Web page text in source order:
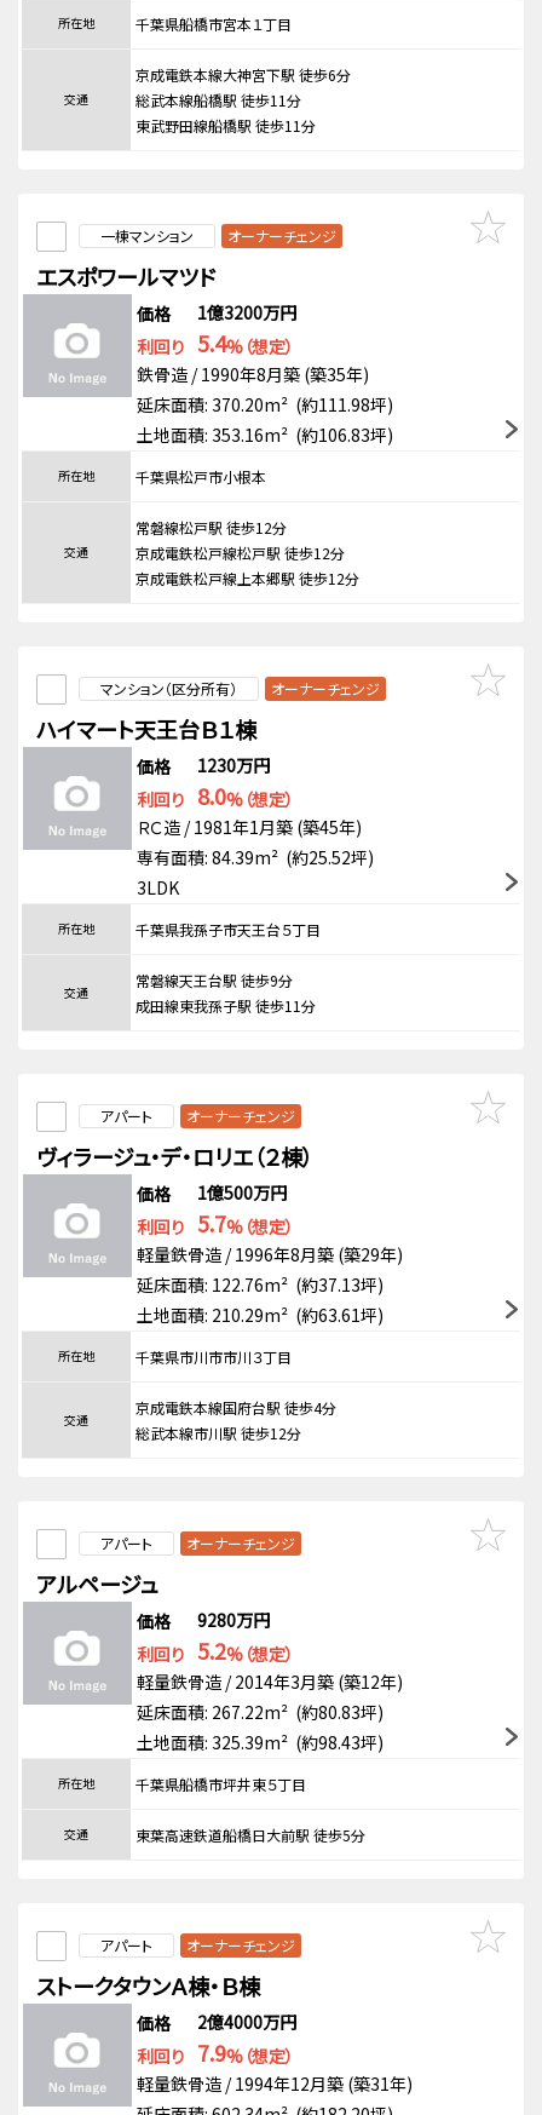
所在地 千葉県船橋市宮本１丁目
交通
京成電鉄本線大神宮下駅 徒歩6分
総武本線船橋駅 徒歩11分
東武野田線船橋駅 徒歩11分
一棟マンション オーナーチェンジ
エスポワールマツド
価格
1億3200万円
利回り 5.4%（想定）
鉄骨造 / 1990年8月築 (築35年)
延床面積: 370.20m² (約111.98坪)
土地面積: 353.16m² (約106.83坪)
所在地 千葉県松戸市小根本
交通
常磐線松戸駅 徒歩12分
京成電鉄松戸線松戸駅 徒歩12分
京成電鉄松戸線上本郷駅 徒歩12分
マンション（区分所有） オーナーチェンジ
ハイマート天王台Ｂ１棟
価格
1230万円
利回り 8.0%（想定）
ＲＣ造 / 1981年1月築 (築45年)
専有面積: 84.39m² (約25.52坪)
3LDK
所在地 千葉県我孫子市天王台５丁目
交通
常磐線天王台駅 徒歩9分
成田線東我孫子駅 徒歩11分
アパート オーナーチェンジ
ヴィラージュ・デ・ロリエ（２棟）
価格
1億500万円
利回り 5.7%（想定）
軽量鉄骨造 / 1996年8月築 (築29年)
延床面積: 122.76m² (約37.13坪)
土地面積: 210.29m² (約63.61坪)
所在地 千葉県市川市市川３丁目
交通
京成電鉄本線国府台駅 徒歩4分
総武本線市川駅 徒歩12分
アパート オーナーチェンジ
アルページュ
価格
9280万円
利回り 5.2%（想定）
軽量鉄骨造 / 2014年3月築 (築12年)
延床面積: 267.22m² (約80.83坪)
土地面積: 325.39m² (約98.43坪)
所在地 千葉県船橋市坪井東５丁目
交通 東葉高速鉄道船橋日大前駅 徒歩5分
アパート オーナーチェンジ
ストークタウンＡ棟・Ｂ棟
価格
2億4000万円
利回り 7.9%（想定）
軽量鉄骨造 / 1994年12月築 (築31年)